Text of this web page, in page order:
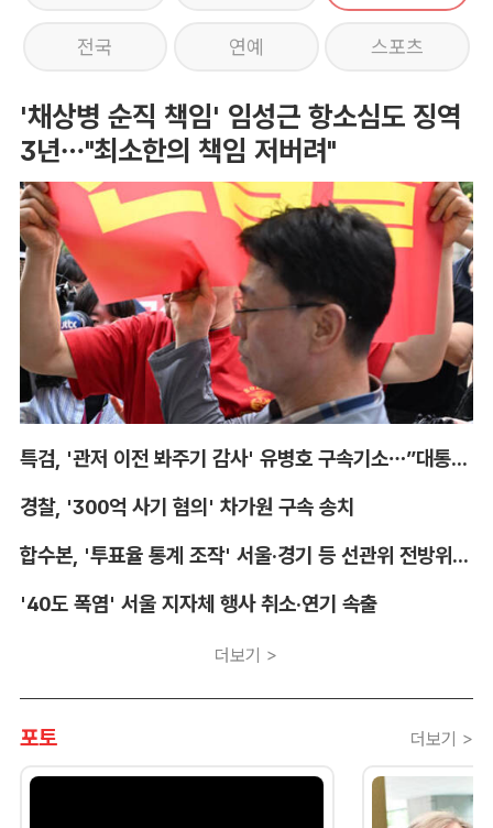
전국 연예 스포츠
'채상병 순직 책임' 임성근 항소심도 징역
3년…"최소한의 책임 저버려"
특검, '관저 이전 봐주기 감사' 유병호 구속기소…”대통령실 청탁받아“
경찰, '300억 사기 혐의' 차가원 구속 송치
합수본, '투표율 통계 조작' 서울·경기 등 선관위 전방위 압수수색
'40도 폭염' 서울 지자체 행사 취소·연기 속출
더보기 >
포토 더보기 >